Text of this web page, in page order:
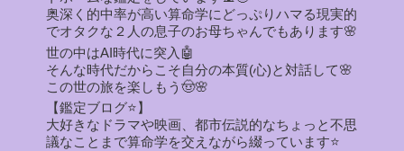
奥深く的中率が高い算命学にどっぷりハマる現実的
でオタクな２人の息子のお母ちゃんでもあります🌸
世の中はAI時代に突入🤖
そんな時代だからこそ自分の本質(心)と対話して🌸
この世の旅を楽しもう🤠🌸
【鑑定ブログ⭐】
大好きなドラマや映画、都市伝説的なちょっと不思
議なことまで算命学を交えながら綴っています⭐